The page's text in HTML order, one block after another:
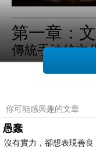
第一章：
傳統手法的文
在中國文化中
從《黃帝內經》
醫融合的技術實
基。技師透過手
你可能感興趣的文章
愚蠢
沒有實力，卻想表現善良